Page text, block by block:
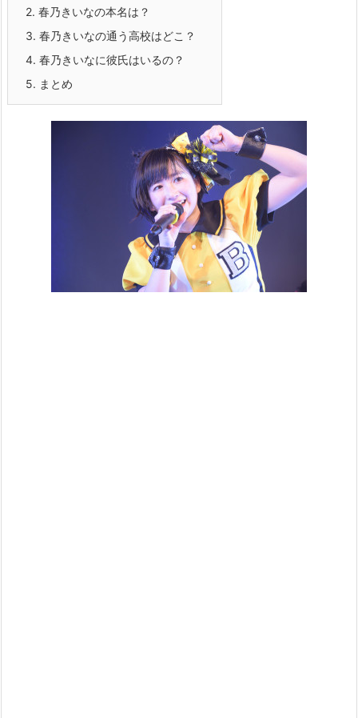
2. 春乃きいなの本名は？
3. 春乃きいなの通う高校はどこ？
4. 春乃きいなに彼氏はいるの？
5. まとめ